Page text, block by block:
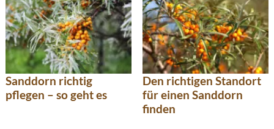
Sanddorn richtig
pflegen – so geht es
Den richtigen Standort
für einen Sanddorn
finden